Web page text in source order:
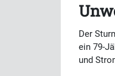
Der
ein 79-
und